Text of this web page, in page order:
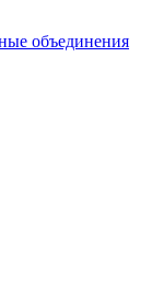
объединения